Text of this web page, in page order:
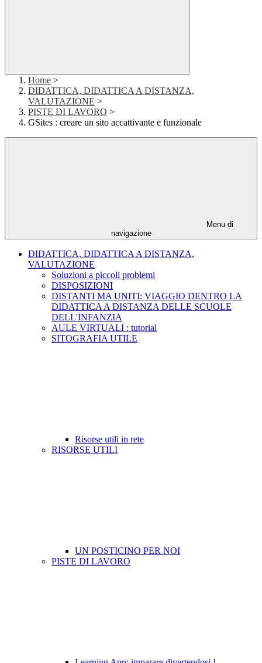
Home >
DIDATTICA, DIDATTICA A DISTANZA,
VALUTAZIONE >
PISTE DI LAVORO >
GSites : creare un sito accattivante e funzionale
Menu di
navigazione
DIDATTICA, DIDATTICA A DISTANZA,
VALUTAZIONE
Soluzioni a piccoli problemi
DISPOSIZIONI
DISTANTI MA UNITI: VIAGGIO DENTRO LA
DIDATTICA A DISTANZA DELLE SCUOLE
DELL'INFANZIA
AULE VIRTUALI : tutorial
SITOGRAFIA UTILE
Risorse utili in rete
RISORSE UTILI
UN POSTICINO PER NOI
PISTE DI LAVORO